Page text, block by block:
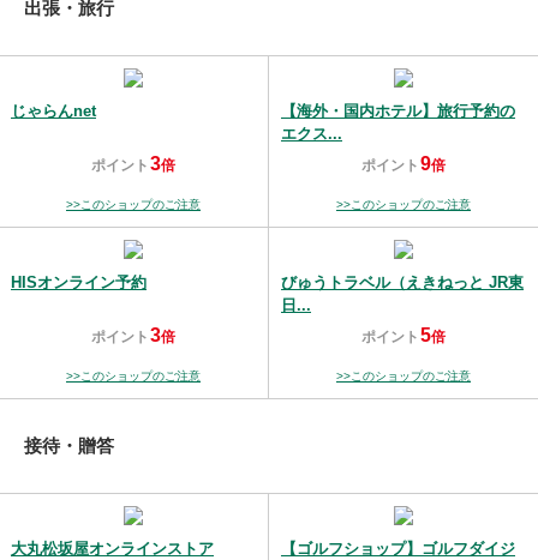
出張・旅行
じゃらんnet
ポイント 3倍
>>このショップのご注意
【海外・国内ホテル】旅行予約の
エクス...
ポイント 9倍
>>このショップのご注意
HISオンライン予約
ポイント 3倍
>>このショップのご注意
びゅうトラベル（えきねっと JR東
日...
ポイント 5倍
>>このショップのご注意
接待・贈答
大丸松坂屋オンラインストア
【ゴルフショップ】ゴルフダイジ